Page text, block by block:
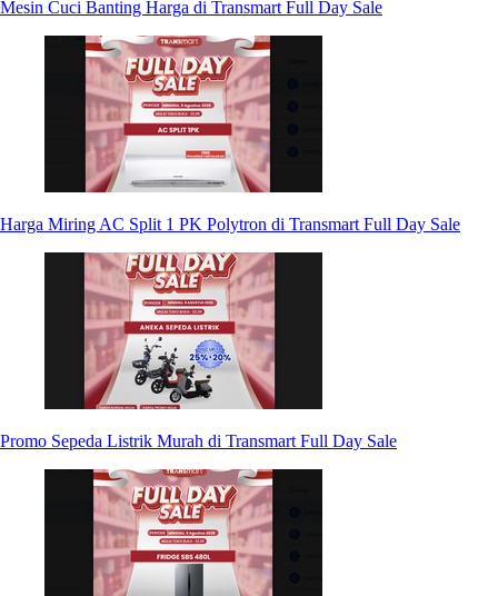
Mesin Cuci Banting Harga di Transmart Full Day Sale
Harga Miring AC Split 1 PK Polytron di Transmart Full Day Sale
Promo Sepeda Listrik Murah di Transmart Full Day Sale